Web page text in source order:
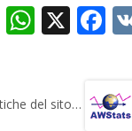
T
gr
W
s
X F
b
del sito…